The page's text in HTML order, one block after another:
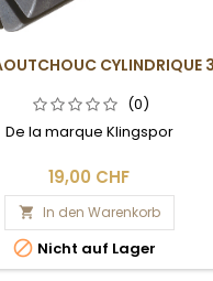
(0)
De la marque Klingspor
19,00 CHF
 In den Warenkorb
 Nicht auf Lager